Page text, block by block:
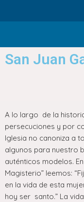
San Juan
A lo largo de la
persecuciones y por
Iglesia no canoniza a
algunos para nuestro
auténticos modelos.
Magisterio” leemos:
en la vida de esta
hoy ser santo.” La